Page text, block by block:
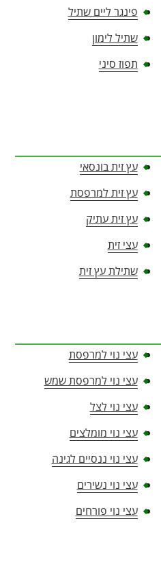
פינגר ליים שתיל
שתיל לימון
תפוז סיני
עץ זית בונסאי
עץ זית למרפסת
עץ זית עתיק
עצי זית
שתילת עץ זית
עצי נוי למרפסת
עצי נוי למרפסת שמש
עצי נוי לצל
עצי נוי מומלצים
עצי נוי ננסיים לגינה
עצי נוי נשירים
עצי נוי פורחים